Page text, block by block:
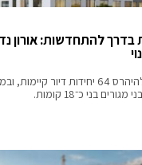
בדרך להתחדשות: אורון
בני כ־18 קומות.